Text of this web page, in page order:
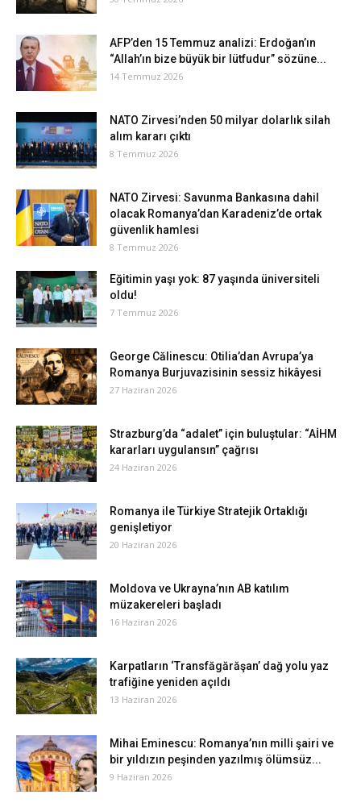
AFP’den 15 Temmuz analizi: Erdoğan’ın
“Allah’ın bize büyük bir lütfudur” sözüne...
14 Temmuz 2026
NATO Zirvesi’nden 50 milyar dolarlık silah
alım kararı çıktı
8 Temmuz 2026
NATO Zirvesi: Savunma Bankasına dahil
olacak Romanya’dan Karadeniz’de ortak
güvenlik hamlesi
8 Temmuz 2026
Eğitimin yaşı yok: 87 yaşında üniversiteli
oldu!
7 Temmuz 2026
George Călinescu: Otilia’dan Avrupa’ya
Romanya Burjuvazisinin sessiz hikâyesi
27 Haziran 2026
Strazburg’da “adalet” için buluştular: “AİHM
kararları uygulansın” çağrısı
24 Haziran 2026
Romanya ile Türkiye Stratejik Ortaklığı
genişletiyor
20 Haziran 2026
Moldova ve Ukrayna’nın AB katılım
müzakereleri başladı
16 Haziran 2026
Karpatların ‘Transfăgărăşan’ dağ yolu yaz
trafiğine yeniden açıldı
13 Haziran 2026
Mihai Eminescu: Romanya’nın milli şairi ve
bir yıldızın peşinden yazılmış ölümsüz...
9 Haziran 2026